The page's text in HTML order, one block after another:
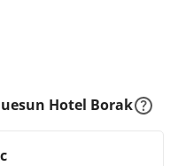
Hotel Borak